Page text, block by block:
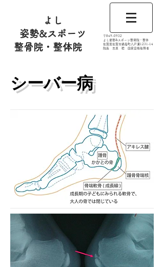
よし
姿勢&スポーツ
整骨院・整体院
​〒849-0932
よし姿勢&スポーツ整骨院・整体
佐賀県佐賀市鍋島町八戸溝1231‐14
​​院長 吉原 稔​ 国家資格取得者
​シーバー病